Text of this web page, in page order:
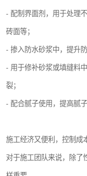
- 配制界面剂，用于处理
砖面等；
- 掺入防水砂浆中，提升
- 用于修补砂浆或填缝料
裂；
- 配合腻子使用，提高腻
施工经济又便利，控制成
对于施工团队来说，除了